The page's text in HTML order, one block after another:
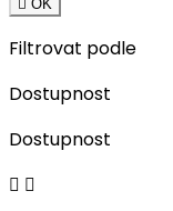
 OK
Filtrovat podle
Dostupnost
Dostupnost
 